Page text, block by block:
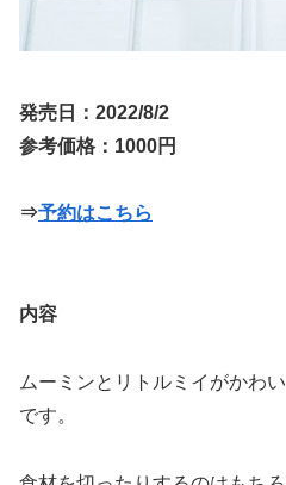
発売日：2022/8/2
参考価格：1000円
⇒予約はこちら
内容
ムーミンとリトルミイがかわ
です。